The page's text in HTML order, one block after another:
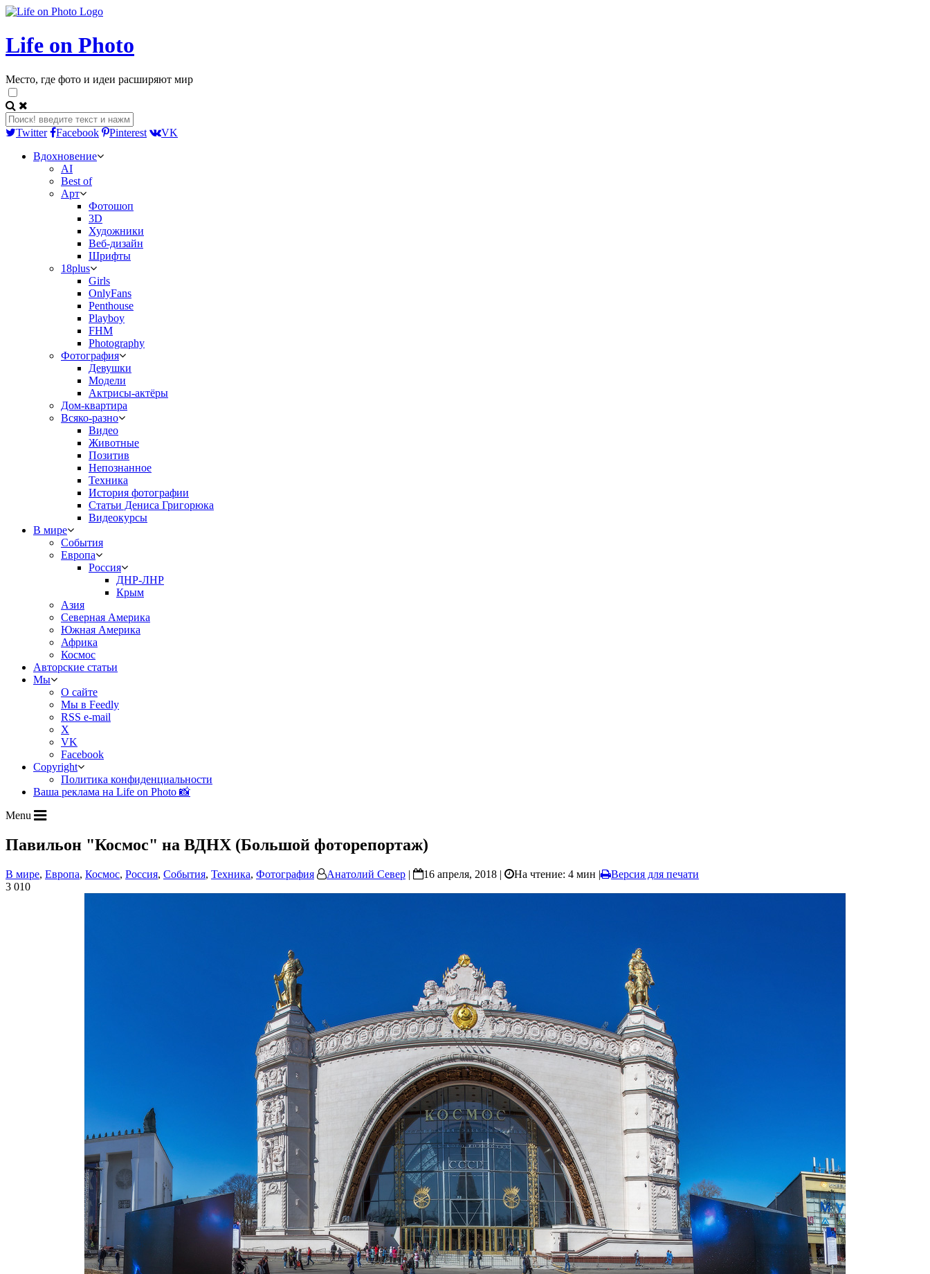
Life on Photo
Место, где фото и идеи расширяют мир
Twitter Facebook Pinterest
VK
Вдохновение
AI
Best of
Арт
Фотошоп
3D
Художники
Веб-дизайн
Шрифты
18plus
Girls
OnlyFans
Penthouse
Playboy
FHM
Photography
Фотография
Девушки
Модели
Актрисы-актёры
Дом-квартира
Всяко-разно
Видео
Животные
Позитив
Непознанное
Техника
История фотографии
Статьи Дениса Григорюка
Видеокурсы
В мире
События
Европа
Россия
ДНР-ЛНР
Крым
Азия
Северная Америка
Южная Америка
Африка
Космос
Авторские статьи
Мы
О сайте
Мы в Feedly
RSS e-mail
X
VK
Facebook
Copyright
Политика конфиденциальности
Ваша реклама на Life on Photo 📸
Menu
Павильон "Космос" на ВДНХ (Большой фоторепортаж)
В мире, Европа, Космос, Россия, События, Техника, Фотография Анатолий Север | 16 апреля, 2018 | На чтение: 4 мин |
Версия для печати
3 010